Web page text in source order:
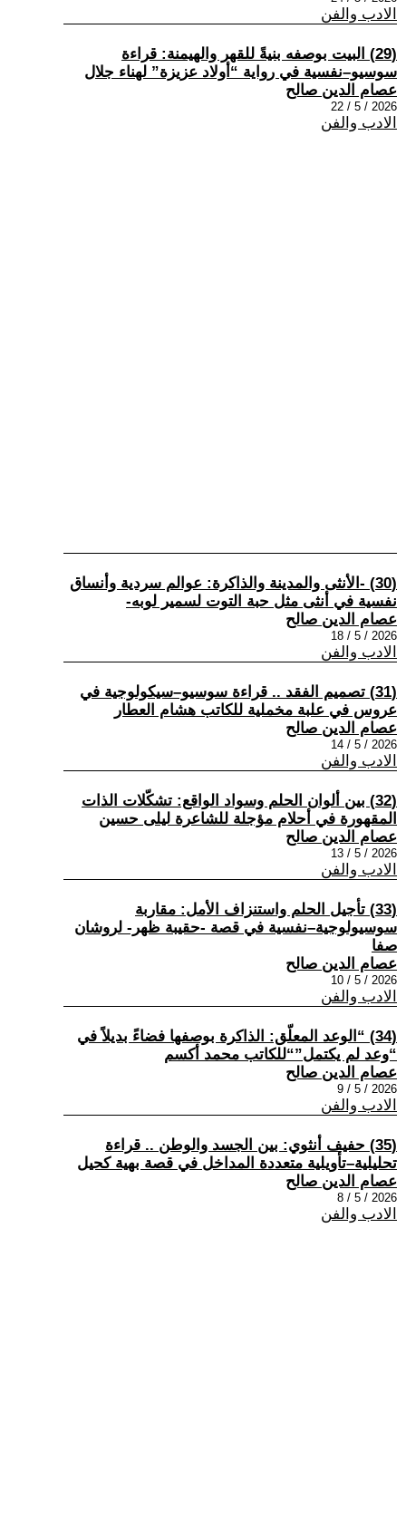
الادب والفن
(29) البيت بوصفه بنيةً للقهر والهيمنة: قراءة
سوسيو–نفسية في رواية “أولاد عزيزة” لهناء جلال
عصام الدين صالح
2026 / 5 / 22
الادب والفن
(30) -الأنثى والمدينة والذاكرة: عوالم سردية وأنساق
نفسية في أنثى مثل حبة التوت لسمير لوبه-
عصام الدين صالح
2026 / 5 / 18
الادب والفن
(31) تصميم الفقد .. قراءة سوسيو–سيكولوجية في
عروس في علبة مخملية للكاتب هشام العطار
عصام الدين صالح
2026 / 5 / 14
الادب والفن
(32) بين ألوان الحلم وسواد الواقع: تشكّلات الذات
المقهورة في أحلام مؤجلة للشاعرة ليلى حسين
عصام الدين صالح
2026 / 5 / 13
الادب والفن
(33) تأجيل الحلم واستنزاف الأمل: مقاربة
سوسيولوجية–نفسية في قصة -حقيبة ظهر- لروشان
صفا
عصام الدين صالح
2026 / 5 / 10
الادب والفن
(34) “الوعد المعلّق: الذاكرة بوصفها فضاءً بديلاً في
“وعد لم يكتمل”“للكاتب محمد أكسم
عصام الدين صالح
2026 / 5 / 9
الادب والفن
(35) حفيف أنثوي: بين الجسد والوطن .. قراءة
تحليلية–تأويلية متعددة المداخل في قصة بهية كحيل
عصام الدين صالح
2026 / 5 / 8
الادب والفن